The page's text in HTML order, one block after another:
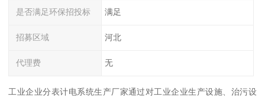
是否满足环保招投标 满足
招募区域 河北
代理费 无
工业企业分表计电系统生产厂家通过对工业企业生产设施、治污设